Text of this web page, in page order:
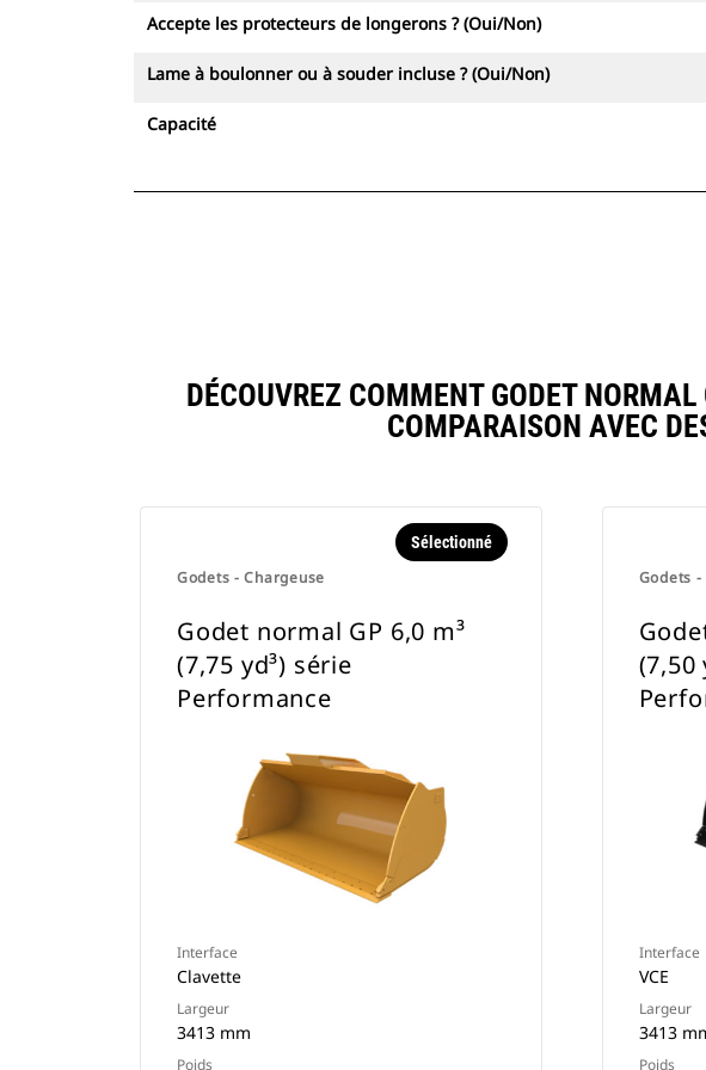
dures et abrasives, il existe une
Accepte les protecteurs de longerons ? (Oui/Non)
Lame à boulonner ou à souder incluse ? (Oui/Non)
Capacité
DÉCOUVREZ COMMENT GODET
COMPARAISON AVEC
Godets - Chargeuse
Sélectionné
Godet normal GP 6,0 m³
(7,75 yd³) série
Performance
Interface
Clavette
Largeur
3413 mm
Poids
Godets
(7,50
Interface
VCE
Largeur
3413
Poids